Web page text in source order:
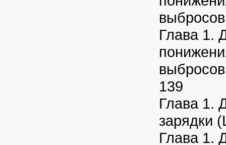
Глава 1.
139
Глава 1.
зарядки
Глава 1.